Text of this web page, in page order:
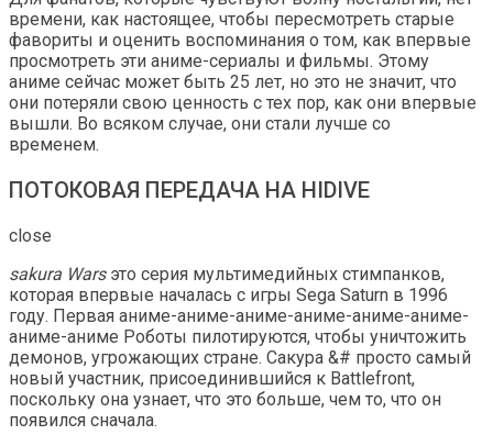
времени, как настоящее, чтобы пересмотреть старые
фавориты и оценить воспоминания о том, как впервые
просмотреть эти аниме-сериалы и фильмы. Этому
аниме сейчас может быть 25 лет, но это не значит, что
они потеряли свою ценность с тех пор, как они впервые
вышли. Во всяком случае, они стали лучше со
временем.
ПОТОКОВАЯ ПЕРЕДАЧА НА HIDIVE
close
sakura Wars это серия мультимедийных стимпанков,
которая впервые началась с игры Sega Saturn в 1996
году. Первая аниме-аниме-аниме-аниме-аниме-аниме-
аниме-аниме Роботы пилотируются, чтобы уничтожить
демонов, угрожающих стране. Сакура &# просто самый
новый участник, присоединившийся к Battlefront,
поскольку она узнает, что это больше, чем то, что он
появился сначала.